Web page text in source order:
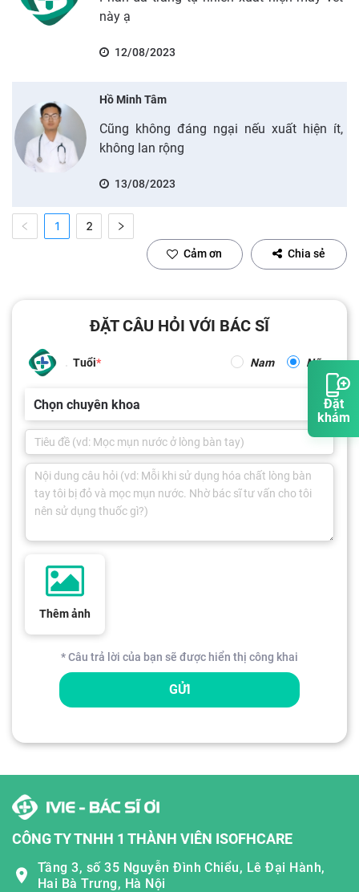
Đặt
khám
này ạ
12/08/2023
Hồ Minh Tâm
Cũng không đáng ngại nếu xuất hiện ít,
không lan rộng
13/08/2023
1 2
Cảm ơn Chia sẻ
ĐẶT CÂU HỎI VỚI BÁC SĨ
Tuổi Nam Nữ
Chọn chuyên khoa
Thêm ảnh
* Câu trả lời của bạn sẽ được hiển thị công khai
GỬI
CÔNG TY TNHH 1 THÀNH VIÊN ISOFHCARE
Tầng 3, số 35 Nguyễn Đình Chiểu, Lê Đại Hành,
Hai Bà Trưng, Hà Nội